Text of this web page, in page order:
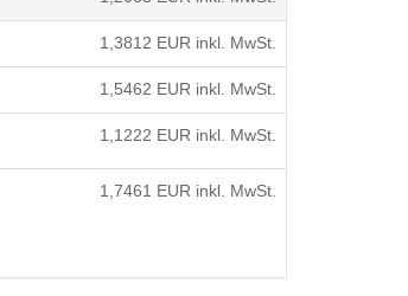
1,3812 EUR inkl. MwSt.
1,5462 EUR inkl. MwSt.
1,1222 EUR inkl. MwSt.
1,7461 EUR inkl. MwSt.